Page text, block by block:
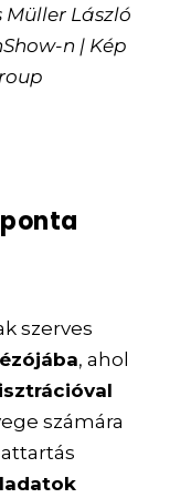
Müller László
n | Kép
szerves
, ahol
számára